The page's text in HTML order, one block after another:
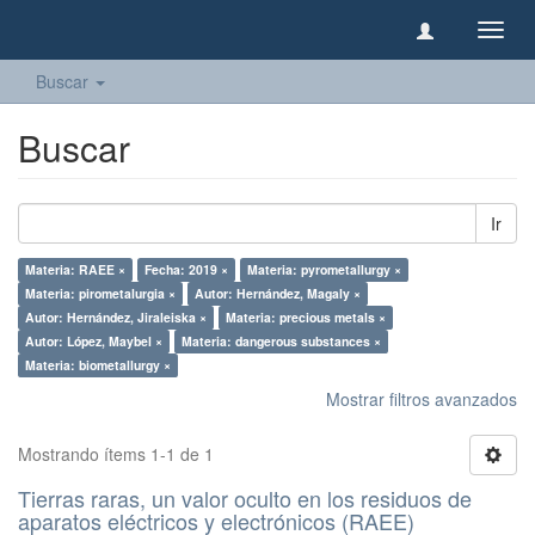
Buscar
Buscar
Ir
Materia: RAEE × Fecha: 2019 ×
Materia: pyrometallurgy ×
Materia: pirometalurgia ×
Autor: Hernández, Magaly ×
Autor: Hernández, Jiraleiska ×
Materia: precious metals ×
Autor: López, Maybel ×
Materia: dangerous substances ×
Materia: biometallurgy ×
Mostrar filtros avanzados
Mostrando ítems 1-1 de 1
Tierras raras, un valor oculto en los residuos de
aparatos eléctricos y electrónicos (RAEE)